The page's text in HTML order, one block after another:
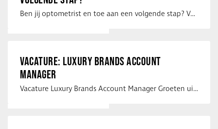
Ben jij optometrist en toe aan een volgende stap? Voor een optiekketen is Eye …
VACATURE: LUXURY BRANDS ACCOUNT
MANAGER
Vacature Luxury Brands Account Manager Groeten uit Spanje! Vanaf mijn …